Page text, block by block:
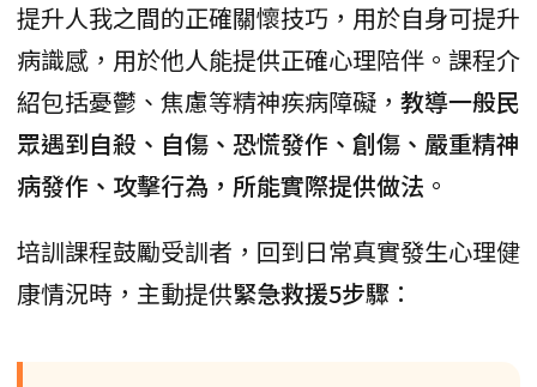
提升人我之間的正確關懷技巧，用於自身可提升
病識感，用於他人能提供正確心理陪伴。課程介
紹包括憂鬱、焦慮等精神疾病障礙， 教導一般民
眾遇到自殺、自傷、恐慌發作、創傷、嚴重精神
病發作、攻擊行為，所能實際提供做法 。
培訓課程鼓勵受訓者，回到日常真實發生心理健
康情況時，主動提供緊急救援5步驟 ：